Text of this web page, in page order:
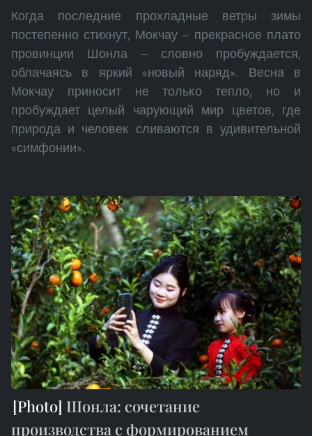
Когда последние прохладные ветры зимы
постепенно стихнут, Мокчау — прекрасное плато
провинции Шонла — словно пробуждается,
облачаясь в яркий «новый наряд». Весна в
Мокчау приносит не только тепло, но и
пробуждает целый чарующий мир цветов, где
природа и человек сливаются в удивительной
«симфонии».
Шонла: сочетание
производства с формированием